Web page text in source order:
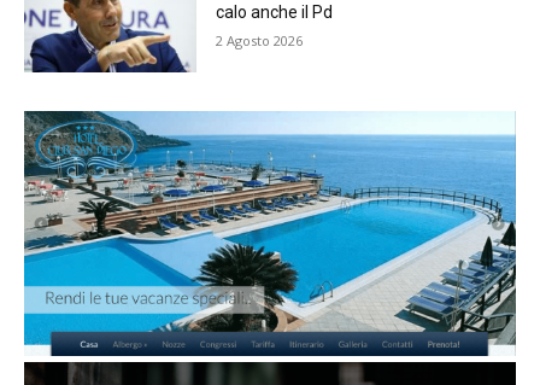
calo anche il Pd
2 Agosto 2026